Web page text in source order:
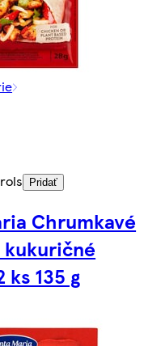
Pridať
Chrumkavé
kukuričné
135 g